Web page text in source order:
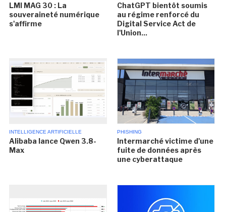
LMI MAG 30 : La
souveraineté numérique
s'affirme
ChatGPT bientôt soumis
au régime renforcé du
Digital Service Act de
l'Union...
INTELLIGENCE ARTIFICIELLE
Alibaba lance Qwen 3.8-
Max
PHISHING
Intermarché victime d'une
fuite de données après
une cyberattaque